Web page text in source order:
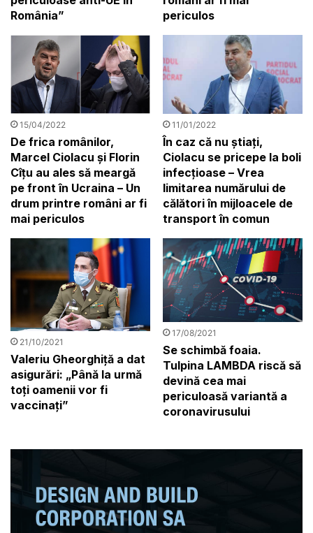
România”
periculos
15/04/2022
De frica românilor,
Marcel Ciolacu și Florin
Cîțu au ales să meargă
pe front în Ucraina – Un
drum printre români ar fi
mai periculos
11/01/2022
În caz că nu știați,
Ciolacu se pricepe la boli
infecțioase – Vrea
limitarea numărului de
călători în mijloacele de
transport în comun
21/10/2021
Valeriu Gheorghiță a dat
asigurări: „Până la urmă
toți oamenii vor fi
vaccinați”
17/08/2021
Se schimbă foaia.
Tulpina LAMBDA riscă să
devină cea mai
periculoasă variantă a
coronavirusului